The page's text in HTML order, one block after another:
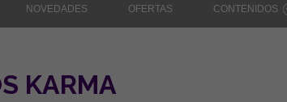
NOVEDADES OFERTAS CONTENIDOS
KARMA